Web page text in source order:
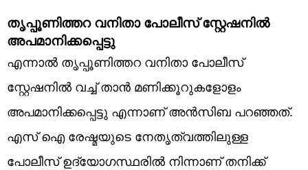
തൃപ്പൂണിത്തറ വനിതാ പോലീസ് സ്റ്റേഷനിൽ
അപമാനിക്കപ്പെട്ടു
എന്നാൽ തൃപ്പൂണിത്തറ വനിതാ പോലീസ്
സ്റ്റേഷനിൽ വച്ച് താൻ മണിക്കൂറുകളോളം
അപമാനിക്കപ്പെട്ടു എന്നാണ് അൻസിബ പറഞ്ഞത്.
എസ് ഐ രേഷ്മയുടെ നേതൃത്വത്തിലുള്ള
പോലീസ് ഉദ്യോഗസ്ഥരിൽ നിന്നാണ് തനിക്ക്